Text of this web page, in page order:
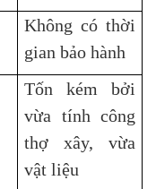
Không có thời
gian bảo hành
Tốn kém bởi
vừa tính công
thợ xây, vừa
vật liệu